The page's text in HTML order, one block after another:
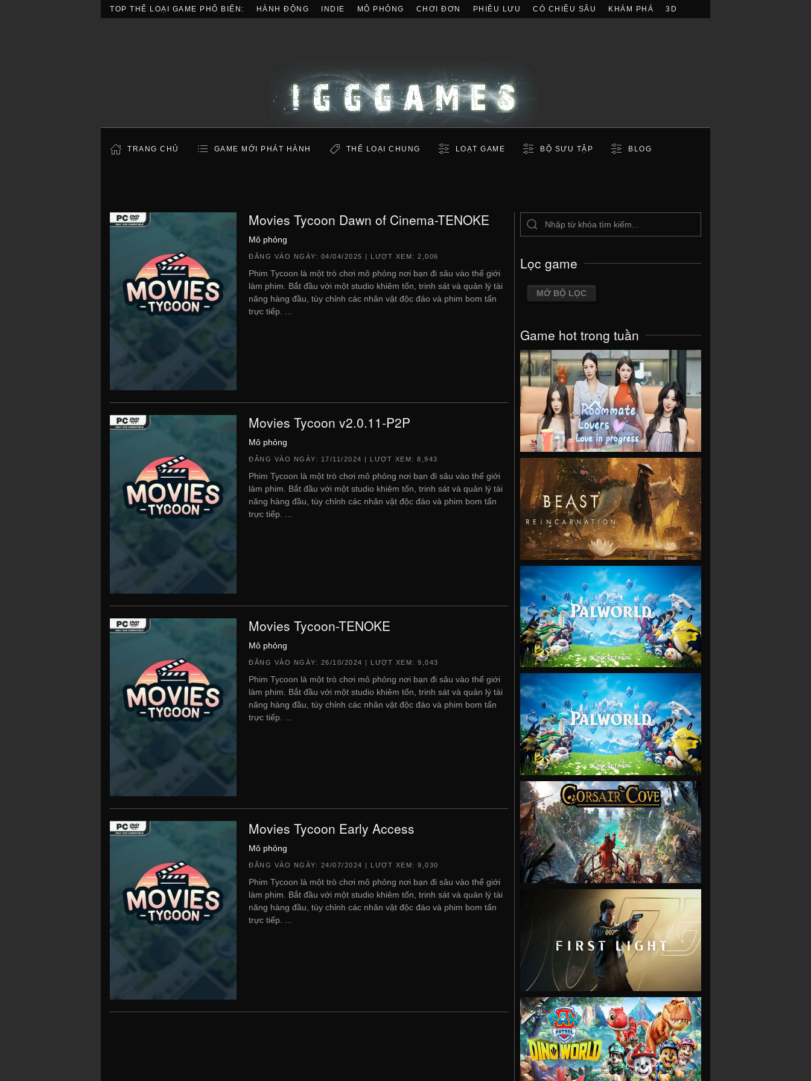
TOP THỂ LOẠI GAME PHỔ BIẾN: HÀNH ĐỘNG INDIE MÔ PHỎNG CHƠI ĐƠN PHIÊU LƯU CÓ CHIỀU SÂU KHÁM PHÁ 3D
TRANG CHỦ GAME MỚI PHÁT HÀNH THỂ LOẠI CHUNG LOẠT GAME BỘ SƯU TẬP BLOG
Movies Tycoon Dawn of Cinema-TENOKE
Mô phỏng
ĐĂNG VÀO NGÀY: 04/04/2025 | LƯỢT XEM: 2,006
Phim Tycoon là một trò chơi mô phỏng nơi bạn đi sâu vào thế giới
làm phim. Bắt đầu với một studio khiêm tốn, trinh sát và quản lý tài
năng hàng đầu, tùy chỉnh các nhân vật độc đáo và phim bom tấn
trực tiếp. ...
Movies Tycoon v2.0.11-P2P
Mô phỏng
ĐĂNG VÀO NGÀY: 17/11/2024 | LƯỢT XEM: 8,943
Phim Tycoon là một trò chơi mô phỏng nơi bạn đi sâu vào thế giới
làm phim. Bắt đầu với một studio khiêm tốn, trinh sát và quản lý tài
năng hàng đầu, tùy chỉnh các nhân vật độc đáo và phim bom tấn
trực tiếp. ...
Movies Tycoon-TENOKE
Mô phỏng
ĐĂNG VÀO NGÀY: 26/10/2024 | LƯỢT XEM: 9,043
Phim Tycoon là một trò chơi mô phỏng nơi bạn đi sâu vào thế giới
làm phim. Bắt đầu với một studio khiêm tốn, trinh sát và quản lý tài
năng hàng đầu, tùy chỉnh các nhân vật độc đáo và phim bom tấn
trực tiếp. ...
Movies Tycoon Early Access
Mô phỏng
ĐĂNG VÀO NGÀY: 24/07/2024 | LƯỢT XEM: 9,030
Phim Tycoon là một trò chơi mô phỏng nơi bạn đi sâu vào thế giới
làm phim. Bắt đầu với một studio khiêm tốn, trinh sát và quản lý tài
năng hàng đầu, tùy chỉnh các nhân vật độc đáo và phim bom tấn
trực tiếp. ...
Lọc game
MỞ BỘ LỌC
Game hot trong tuần
VIEW
VIEW
VIEW
VIEW
VIEW
VIEW
VIEW